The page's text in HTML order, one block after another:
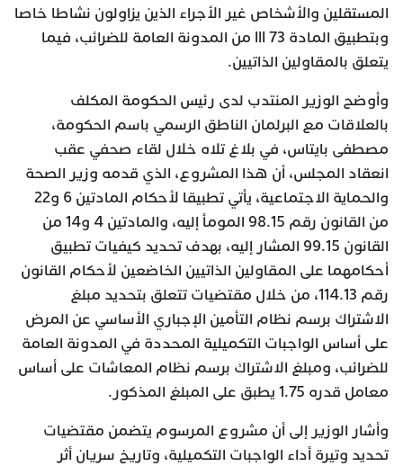
المستقلين والأشخاص غير الأجراء الذين يزاولون نشاطا خاصا
وبتطبيق المادة 73 III من المدونة العامة للضرائب، فيما
يتعلق بالمقاولين الذاتيين.
وأوضح الوزير المنتدب لدى رئيس الحكومة المكلف
بالعلاقات مع البرلمان الناطق ‏الرسمي باسم الحكومة،
مصطفى بايتاس، في بلاغ تلاه خلال لقاء صحفي عقب
‏انعقاد المجلس، أن هذا المشروع، الذي قدمه وزير الصحة
والحماية الاجتماعية، يأتي تطبيقا لأحكام المادتين 6 و22
من القانون رقم 98.15 المومأ إليه، والمادتين 4 و14 من
القانون 99.15 المشار إليه، بهدف تحديد كيفيات تطبيق
أحكامهما على المقاولين الذاتيين الخاضعين لأحكام القانون
رقم 114.13، من خلال مقتضيات تتعلق بتحديد مبلغ
الاشتراك برسم نظام التأمين الإجباري الأساسي عن المرض
على أساس الواجبات التكميلية المحددة في المدونة العامة
للضرائب، ومبلغ الاشتراك برسم نظام المعاشات على أساس
معامل قدره 1.75 يطبق على المبلغ المذكور.
وأشار الوزير إلى أن مشروع المرسوم يتضمن مقتضيات
تحديد وتيرة أداء الواجبات التكميلية، وتاريخ سريان أثر